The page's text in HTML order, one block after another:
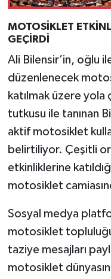
MOTOSİKLET
GEÇİRDİ
Ali Bilensir’in, oğlu
düzenlenecek
katılmak üzere yola
tutkusu ile tanınan
aktif motosiklet
belirtiliyor. Çeşitli
etkinliklerine
motosiklet
Sosyal medya
motosiklet topluluğu
taziye mesajları
motosiklet